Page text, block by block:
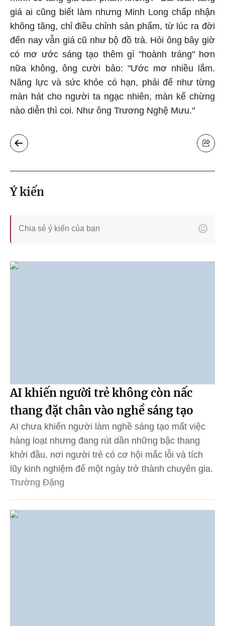
giá ai cũng biết làm nhưng Minh Long chấp nhận
không tăng, chỉ điều chỉnh sản phẩm, từ lúc ra đời
đến nay vẫn giá cũ như bộ đồ trà. Hỏi ông bây giờ
có mơ ước sáng tạo thêm gì "hoành tráng" hơn
nữa không, ông cười bảo: "Ước mơ nhiều lắm.
Năng lực và sức khỏe có hạn, phải để như từng
màn hát cho người ta ngạc nhiên, màn kế chừng
nào diễn thì coi. Như ông Trương Nghệ Mưu."
Ý kiến
AI khiến người trẻ không còn nấc
thang đặt chân vào nghề sáng tạo
AI chưa khiến người làm nghề sáng tạo mất việc
hàng loạt nhưng đang rút dần những bậc thang
khởi đầu, nơi người trẻ có cơ hội mắc lỗi và tích
lũy kinh nghiệm để một ngày trở thành chuyên gia.
Trường Đặng